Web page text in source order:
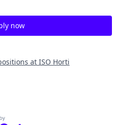
now
at ISO Horti
by Getro.com